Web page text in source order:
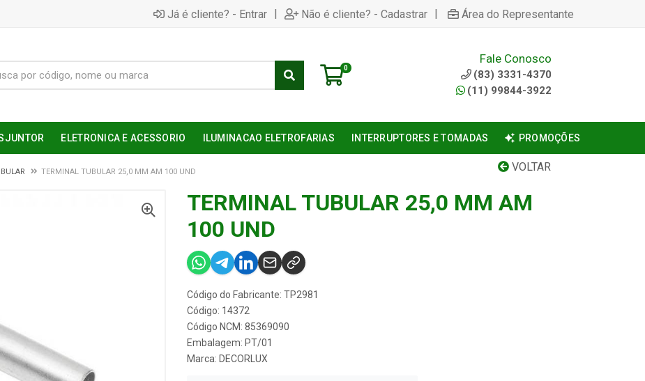
Já é cliente? - Entrar | Não é cliente? - Cadastrar | Área do Representante
0
Fale Conosco
(83) 3331-4370
(11) 99844-3922
ELETRONICA E ACESSORIO ILUMINACAO ELETROFARIAS INTERRUPTORES E TOMADAS PROMOÇÕES
VOLTAR
TERMINAL TUBULAR 25,0 MM AM 100 UND
TERMINAL TUBULAR 25,0 MM AM
100 UND
Código do Fabricante: TP2981
Código: 14372
Código NCM: 85369090
Embalagem: PT/01
Marca: DECORLUX